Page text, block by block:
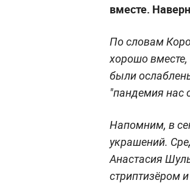
вместе.
По словам
хорошо вместе,
были
"пандемия нас
Напомним, в
украшений.
Анастасия
стриптизёром